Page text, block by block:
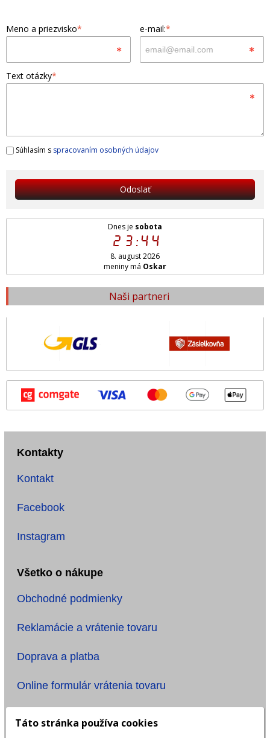
Meno a priezvisko* e-mail:*
Text otázky*
Súhlasím s spracovaním osobných údajov
Odoslať
Dnes je sobota
23:44
8. august 2026
meniny má Oskar
Naši partneri
Kontakty
Kontakt
Facebook
Instagram
Všetko o nákupe
Obchodné podmienky
Reklamácie a vrátenie tovaru
Doprava a platba
Online formulár vrátenia tovaru
Informácie
Táto stránka používa cookies